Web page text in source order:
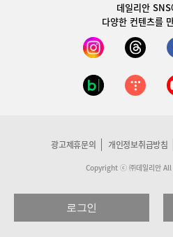
데일리안 SNS
다양한 컨텐츠를
광고제휴문의 개인정보취급방침
Copyright ⓒ ㈜데일리안
로그인